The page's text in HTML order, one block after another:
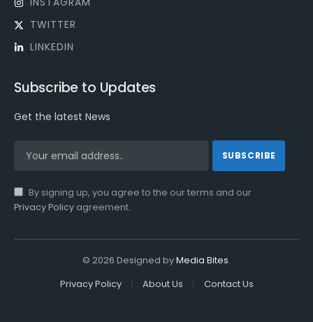
TWITTER
LINKEDIN
Subscribe to Updates
Get the latest News
By signing up, you agree to the our terms and our
Privacy Policy agreement.
© 2026 Designed byMedia Bites.
Privacy Policy
About Us Contact Us